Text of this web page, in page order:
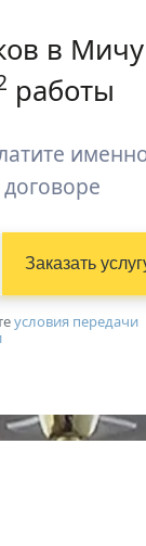
в
работы
Заказать
условия передачи